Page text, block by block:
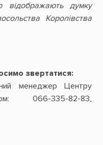
відображають думку
Королівства
звертатися:
менеджер Центру
066-335-82-83,